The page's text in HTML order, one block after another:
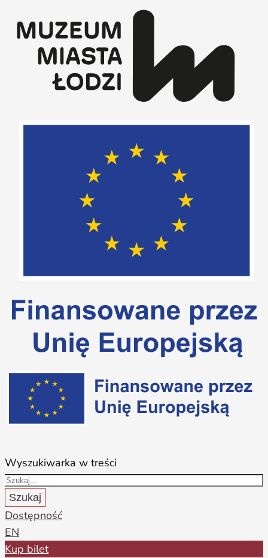
Wyszukiwarka w treści
Szukaj
Dostępność
EN
Kup bilet